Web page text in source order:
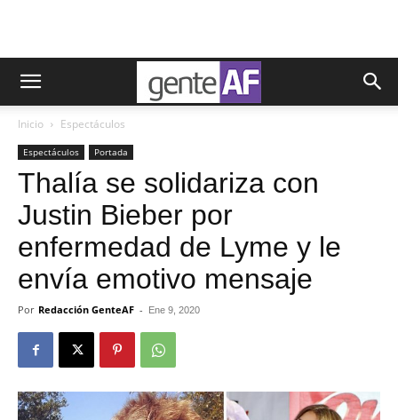
Inicio Espectáculos
Espectáculos Portada
Thalía se solidariza con
Justin Bieber por
enfermedad de Lyme y le
envía emotivo mensaje
Por Redacción GenteAF - Ene 9, 2020